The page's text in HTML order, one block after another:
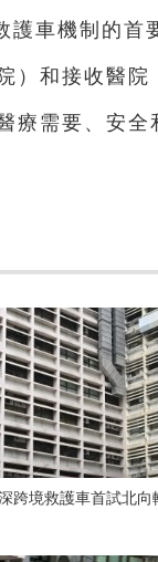
護車機制的首
）和接收醫
療需要、安
跨境救護車首試北向